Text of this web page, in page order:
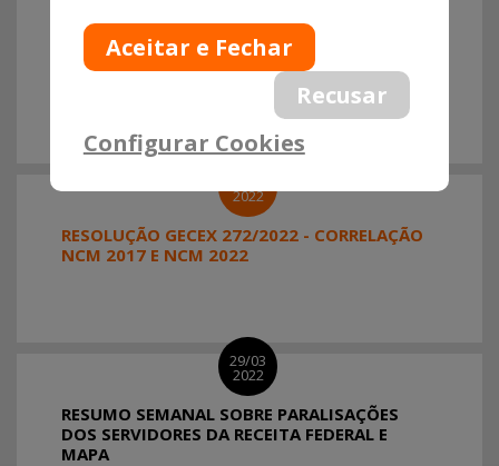
004/2022 - DISPENSA DE EMISSÃO DE LPCO -
ANM - NCM 9705.00.00 - A PARTIR DE
01.04.2022
2022
RESOLUÇÃO GECEX 272/2022 - CORRELAÇÃO
NCM 2017 E NCM 2022
29/03
2022
RESUMO SEMANAL SOBRE PARALISAÇÕES
DOS SERVIDORES DA RECEITA FEDERAL E
MAPA
Configurar Cookies